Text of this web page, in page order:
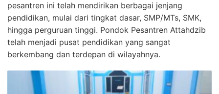
pesantren ini telah mendirikan berbagai jenjang
pendidikan, mulai dari tingkat dasar, SMP/MTs, SMK,
hingga perguruan tinggi. Pondok Pesantren Attahdzib
telah menjadi pusat pendidikan yang sangat
berkembang dan terdepan di wilayahnya.